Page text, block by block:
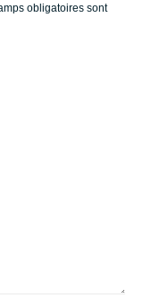
obligatoires sont